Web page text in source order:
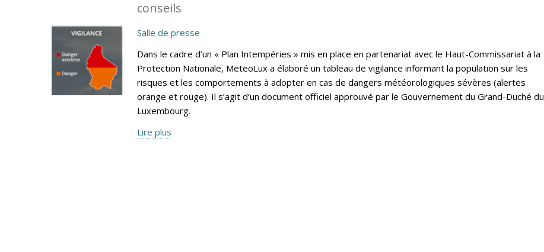
conseils
Salle de presse
Dans le cadre d’un « Plan Intempéries » mis en place en partenariat avec le Haut-Commissariat à la
Protection Nationale, MeteoLux a élaboré un tableau de vigilance informant la population sur les
risques et les comportements à adopter en cas de dangers météorologiques sévères (alertes
orange et rouge). Il s’agit d’un document officiel approuvé par le Gouvernement du Grand-Duché du
Luxembourg.
Lire plus